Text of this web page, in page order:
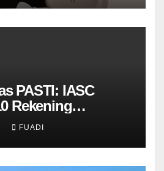
PASTI: IASC
Rekening
Kembalikan Dana
Miliar
FUADI